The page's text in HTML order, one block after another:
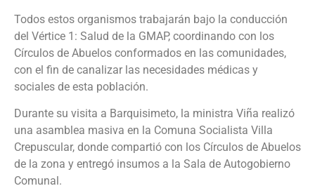
Todos estos organismos trabajarán bajo la conducción
del Vértice 1: Salud de la GMAP, coordinando con los
Círculos de Abuelos conformados en las comunidades,
con el fin de canalizar las necesidades médicas y
sociales de esta población.
Durante su visita a Barquisimeto, la ministra Viña realizó
una asamblea masiva en la Comuna Socialista Villa
Crepuscular, donde compartió con los Círculos de Abuelos
de la zona y entregó insumos a la Sala de Autogobierno
Comunal.